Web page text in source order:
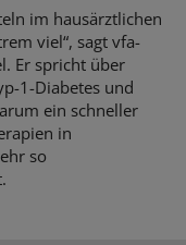
im hausärztlichen
viel“, sagt vfa-
Er spricht über
1-Diabetes und
ein schneller
in
so